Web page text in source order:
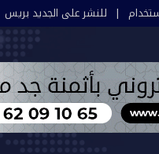
للنشر على الجديد بريس